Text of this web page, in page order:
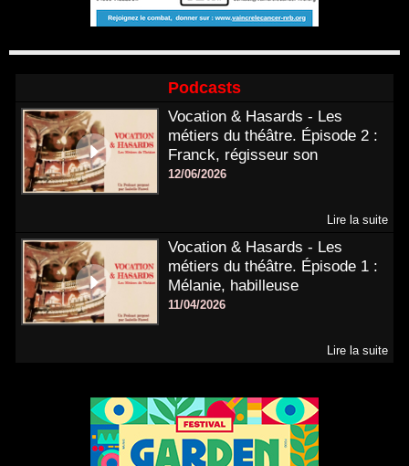
Podcasts
Vocation & Hasards - Les
métiers du théâtre. Épisode 2 :
Franck, régisseur son
12/06/2026
Lire la suite
Vocation & Hasards - Les
métiers du théâtre. Épisode 1 :
Mélanie, habilleuse
11/04/2026
Lire la suite